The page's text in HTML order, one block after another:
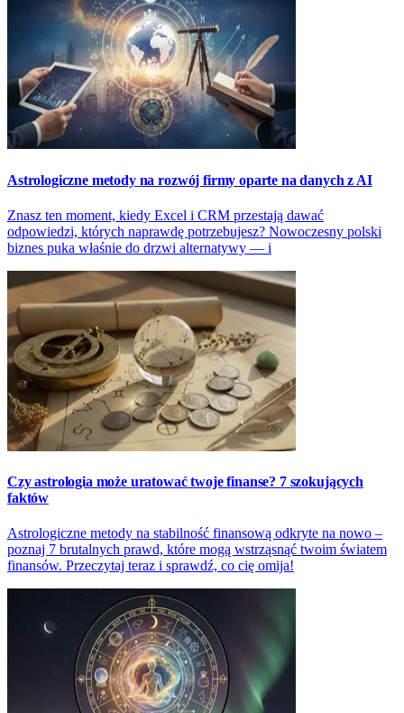
Astrologiczne metody na rozwój firmy oparte na danych z AI
Znasz ten moment, kiedy Excel i CRM przestają dawać
odpowiedzi, których naprawdę potrzebujesz? Nowoczesny polski
biznes puka właśnie do drzwi alternatywy — i
Czy astrologia może uratować twoje finanse? 7 szokujących
faktów
Astrologiczne metody na stabilność finansową odkryte na nowo –
poznaj 7 brutalnych prawd, które mogą wstrząsnąć twoim światem
finansów. Przeczytaj teraz i sprawdź, co cię omija!